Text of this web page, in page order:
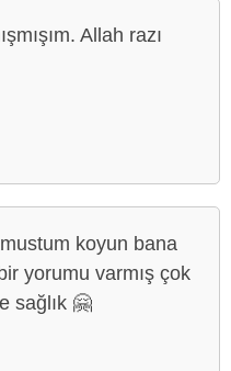
Allah razı
koyun bana
yorumu varmış çok
sağlık 🤗